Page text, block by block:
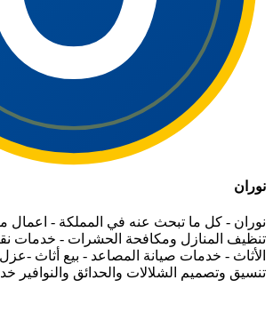
نوران
نوران - كل ما تبحث عنه في المملكة - اعمال
تنظيف المنازل ومكافحة الحشرات - خدمات
الأثاث - خدمات صيانة المصاعد - بيع أثاث -
تنسيق وتصميم الشلالات والحدائق والنوافير